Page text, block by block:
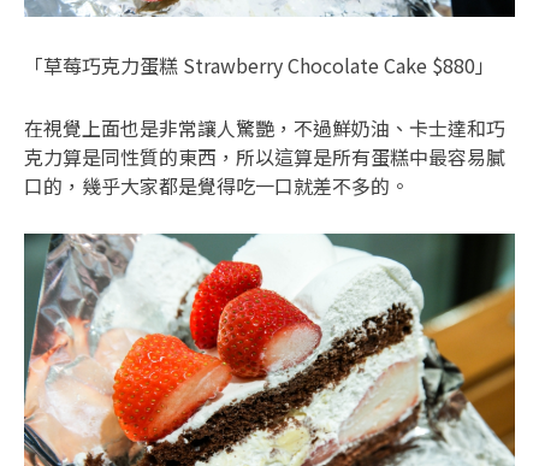
「草莓巧克力蛋糕 Strawberry Chocolate Cake $880」
在視覺上面也是非常讓人驚艷，不過鮮奶油、卡士達和巧
克力算是同性質的東西，所以這算是所有蛋糕中最容易膩
口的，幾乎大家都是覺得吃一口就差不多的。